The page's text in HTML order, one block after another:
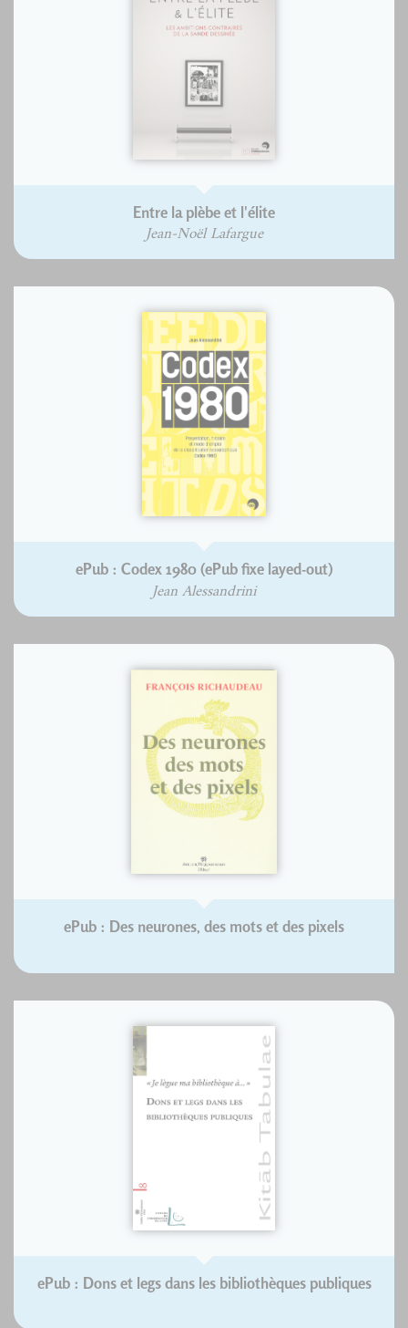
Entre la plèbe et l'élite
Jean-Noël Lafargue
ePub : Codex 1980 (ePub fixe layed-out)
Jean Alessandrini
ePub : Des neurones, des mots et des pixels
ePub : Dons et legs dans les bibliothèques publiques